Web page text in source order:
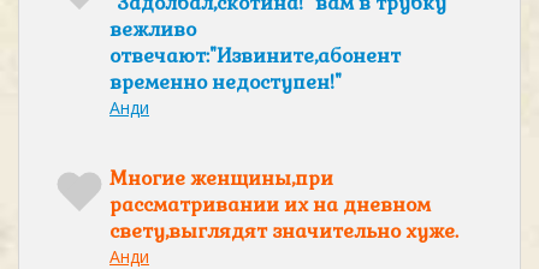
вежливо
отвечают:"Извините,абонент
временно недоступен!"
Анди
Многие женщины,при
рассматривании их на дневном
свету,выглядят значительно хуже.
Анди